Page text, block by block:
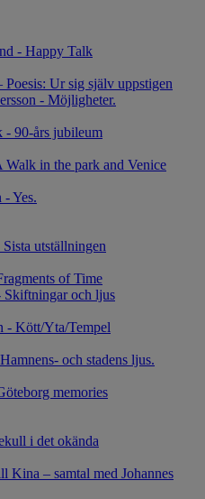
- Happy Talk
Poesis: Ur sig själv uppstigen
- Möjligheter.
- 90-års jubileum
Walk in the park and Venice
Yes.
utställningen
of Time
Skiftningar och ljus
- Kött/Yta/Tempel
och stadens ljus.
memories
i det okända
Kina – samtal med Johannes